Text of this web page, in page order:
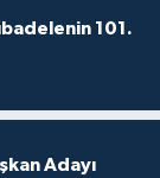
101.
Adayı